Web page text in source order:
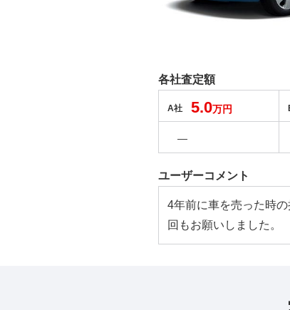
各社査定額
A社 5.0万円
―
ユーザーコメント
4年前に車を売った時
回もお願いしました。